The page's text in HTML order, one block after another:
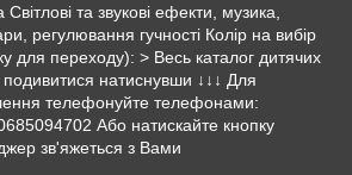
та звукові ефекти, музика,
регулювання гучності Колір на вибір
для переходу): > Весь каталог дитячих
натиснувши ↓↓↓ Для
телефонуйте телефонами:
Або натискайте кнопку
зв'яжеться з Вами